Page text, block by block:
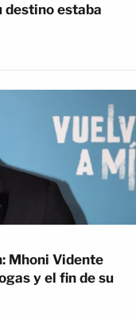
destino estaba
Mhoni Vidente
y el fin de su